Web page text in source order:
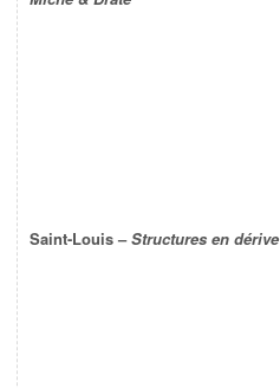
Saint-Louis –Structures en dérive